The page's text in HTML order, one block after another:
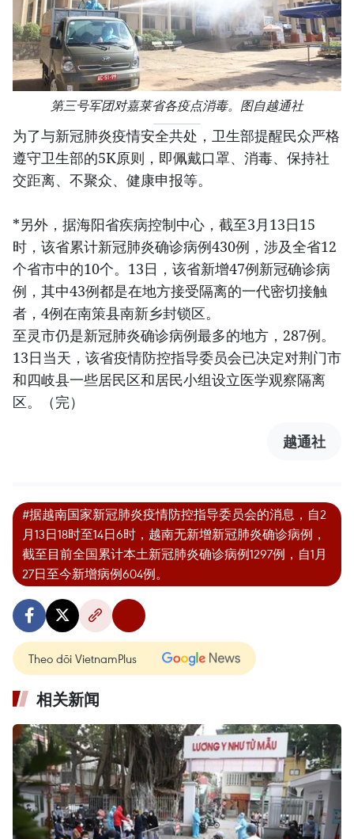
第三号军团对嘉莱省各疫点消毒。图自越通社
为了与新冠肺炎疫情安全共处，卫生部提醒民众严格
遵守卫生部的5K原则，即佩戴口罩、消毒、保持社
交距离、不聚众、健康申报等。
*另外，据海阳省疾病控制中心，截至3月13日15
时，该省累计新冠肺炎确诊病例430例，涉及全省12
个省市中的10个。13日，该省新增47例新冠确诊病
例，其中43例都是在地方接受隔离的一代密切接触
者，4例在南策县南新乡封锁区。
至灵市仍是新冠肺炎确诊病例最多的地方，287例。
13日当天，该省疫情防控指导委员会已决定对荆门市
和四岐县一些居民区和居民小组设立医学观察隔离
区。（完）
越通社
#据越南国家新冠肺炎疫情防控指导委员会的消息，自2
月13日18时至14日6时，越南无新增新冠肺炎确诊病例，
截至目前全国累计本土新冠肺炎确诊病例1297例，自1月
27日至今新增病例604例。
Theo dõi VietnamPlus
相关新闻